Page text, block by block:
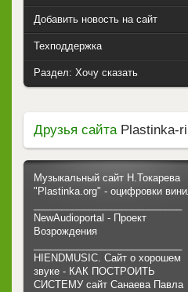
Добавить новость на сайт
Техподдержка
Раздел: Хочу сказать
Друзья сайтаPlastinka-
Музыкальный сайт Н.Токарева
"Plastinka.org" - оцифровки
NewAudioportal - Проект
Возрождения
HIENDMUSIC. Сайт о хорошем
звуке - КАК ПОСТРОИТЬ
СИСТЕМУ сайт Санаева Павла